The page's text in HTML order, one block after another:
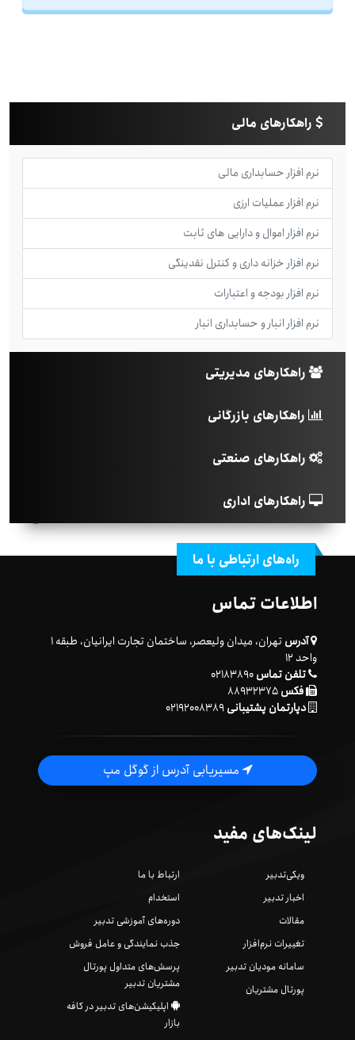
راهکارهای مالی
نرم افزار حسابداری مالی
نرم افزار عملیات ارزی
نرم افزار اموال و دارایی های ثابت
نرم افزار خزانه داری و کنترل نقدینگی
نرم افزار بودجه و اعتبارات
نرم افزار انبار و حسابداری انبار
راهکارهای مدیریتی
راهکارهای بازرگانی
راهکارهای صنعتی
راهکارهای اداری
راه‌های ارتباطی با ما
اطلاعات تماس
آدرس
تهران، میدان ولیعصر، ساختمان تجارت ایرانیان، طبقه ۱
واحد ۱۲
تلفن تماس۰۲۱۸۳۸۹۰
فکس
دپارتمان پشتیبانی۰۲۱۹۲۰۰۸۳۸۹
مسیریابی آدرس از گوگل مپ
لینک‌های مفید
ویکی‌تدبیر
اخبار تدبیر
مقالات
تغییرات نرم‌افزار
سامانه مودیان تدبیر
پورتال مشتریان
ارتباط با ما
استخدام
دوره‌های آموزشی تدبیر
جذب نمایندگی و عامل فروش
پرسش‌های متداول پورتال
مشتریان تدبیر
اپلیکیشن‌های تدبیر در کافه
بازار